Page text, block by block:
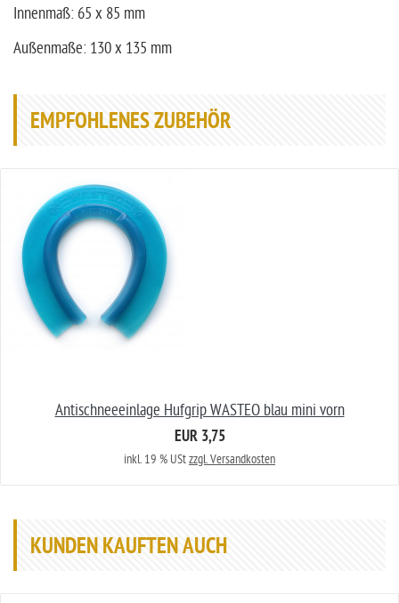
Innenmaß: 65 x 85 mm
Außenmaße: 130 x 135 mm
EMPFOHLENES ZUBEHÖR
Antischneeeinlage Hufgrip WASTEO blau mini vorn
EUR 3,75
inkl. 19 % UStzzgl. Versandkosten
KUNDEN KAUFTEN AUCH